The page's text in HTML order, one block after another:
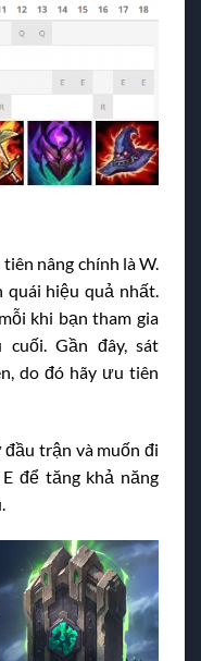
nâng chính là W.
quái hiệu quả nhất.
khi bạn tham gia
cuối. Gần đây, sát
do đó hãy ưu tiên
trận và muốn đi
để tăng khả năng